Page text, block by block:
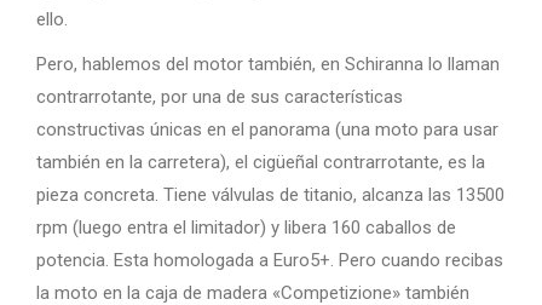
ello.
Pero, hablemos del motor también, en Schiranna lo llaman
contrarrotante, por una de sus características
constructivas únicas en el panorama (una moto para usar
también en la carretera), el cigüeñal contrarrotante, es la
pieza concreta. Tiene válvulas de titanio, alcanza las 13500
rpm (luego entra el limitador) y libera 160 caballos de
potencia. Esta homologada a Euro5+. Pero cuando recibas
la moto en la caja de madera «Competizione» también